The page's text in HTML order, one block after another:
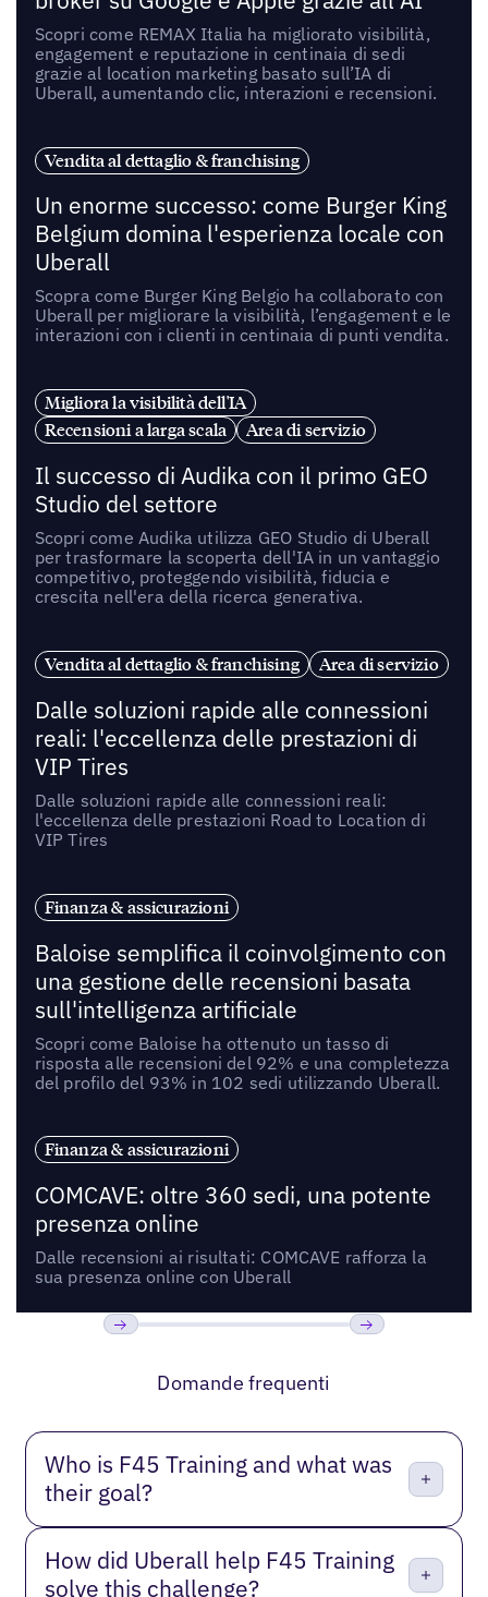
Scopri come REMAX Italia ha migliorato visibilità,
engagement e reputazione in centinaia di sedi
grazie al location marketing basato sull’IA di
Uberall, aumentando clic, interazioni e recensioni.
Vendita al dettaglio & franchising
Un enorme successo: come Burger King
Belgium domina l'esperienza locale con
Uberall
Scopra come Burger King Belgio ha collaborato con
Uberall per migliorare la visibilità, l’engagement e le
interazioni con i clienti in centinaia di punti vendita.
Migliora la visibilità dell'IA
Recensioni a larga scala
Area di servizio
Il successo di Audika con il primo GEO
Studio del settore
Scopri come Audika utilizza GEO Studio di Uberall
per trasformare la scoperta dell'IA in un vantaggio
competitivo, proteggendo visibilità, fiducia e
crescita nell'era della ricerca generativa.
Vendita al dettaglio & franchising Area di servizio
Dalle soluzioni rapide alle connessioni
reali: l'eccellenza delle prestazioni di
VIP Tires
Dalle soluzioni rapide alle connessioni reali:
l'eccellenza delle prestazioni Road to Location di
VIP Tires
Finanza & assicurazioni
Baloise semplifica il coinvolgimento con
una gestione delle recensioni basata
sull'intelligenza artificiale
Scopri come Baloise ha ottenuto un tasso di
risposta alle recensioni del 92% e una completezza
del profilo del 93% in 102 sedi utilizzando Uberall.
Finanza & assicurazioni
COMCAVE: oltre 360 sedi, una potente
presenza online
Dalle recensioni ai risultati: COMCAVE rafforza la
sua presenza online con Uberall
Domande frequenti
Who is F45 Training and what was
their goal?
How did Uberall help F45 Training
solve this challenge?